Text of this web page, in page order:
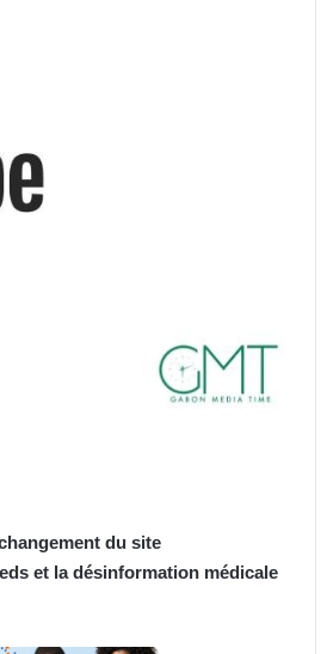
du site
et la désinformation médicale